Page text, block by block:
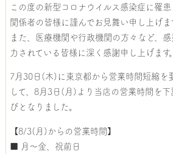
この度の新型コロナウイルス感染症に罹
関係者の皆様に謹んでお見舞い申し上げま
また、医療機関や行政機関の方々など、
力されている皆様に深く感謝申し上げます。
7月30日(木)に東京都から営業時間短縮を
して、8月3日(月)より当店の営業時間を
びとなりました。
【8/3(月)からの営業時間】
■ 月～金、祝前日